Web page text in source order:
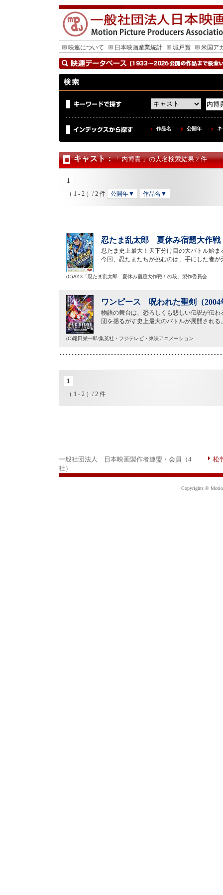
映連について 日本映画産業統計 城戸賞 米国ア
作品名 公開年
キャスト：「 内博貴 」の人名検索結果 2 件
1
（ 1 - 2 ）/ 2 件 公開年▼ 作品名▼
忍たま乱太郎 夏休み宿題大作戦
忍たま史上最大！天下分け目の大バトル始
今回、忍たまたちが挑むのは、手にした者
(C)2013「忍たま乱太郎 夏休み宿題大作戦！の段」製作委員会
ワンピース 呪われた聖剣（2004
物語の舞台は、恐ろしくも悲しい伝説が伝
団を揺るがす史上最大のバトルが展開され
(C)尾田栄一郎/集英社・フジテレビ・東映アニメーション
1
（ 1 - 2 ）/ 2 件
一般社団法人 日本映画製作者連盟・会員（4
社）
松
Copyrights ©